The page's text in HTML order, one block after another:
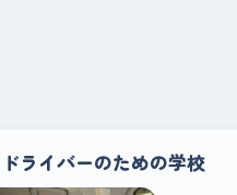
ライバーのための学校